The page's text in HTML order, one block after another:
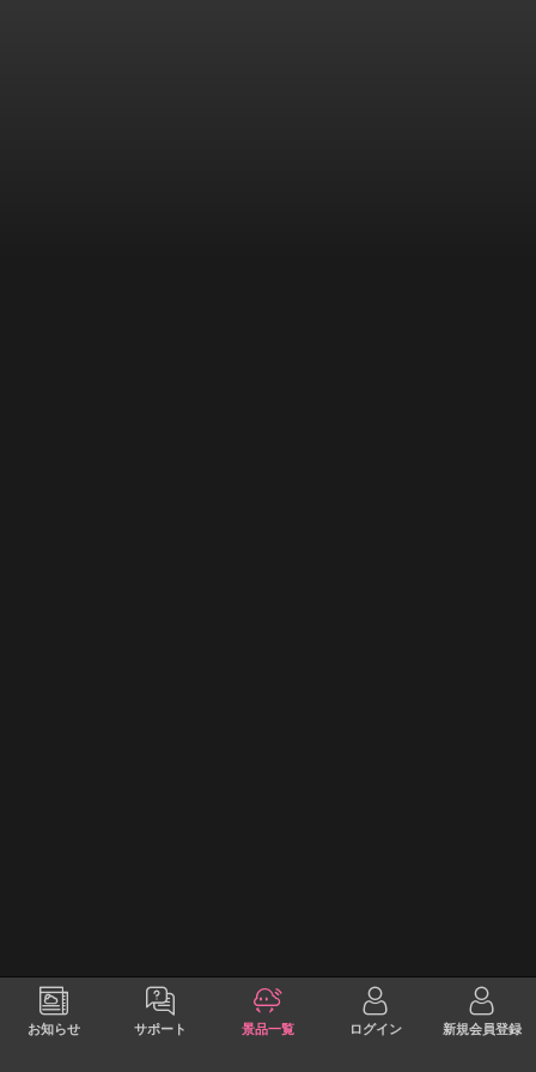
お知らせ サポート 景品一覧 ログイン 新規会員登録